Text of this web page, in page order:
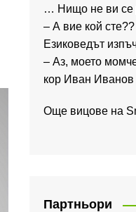
… Нищо не ви се
– А вие кой сте??
Езиковедът
– Аз, моето
кор Иван
Още вицове на
Партньори